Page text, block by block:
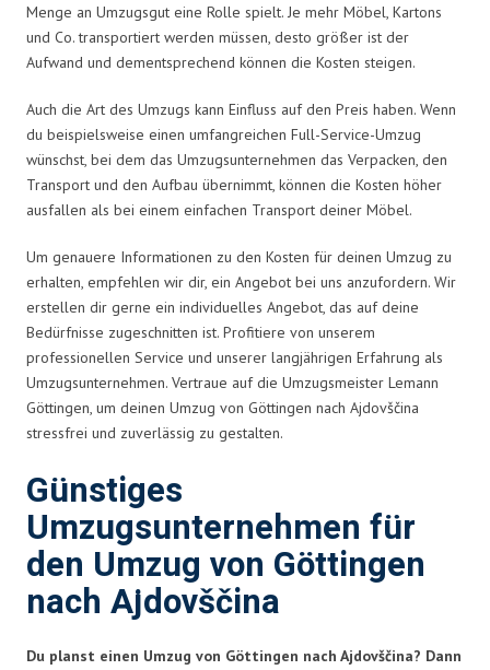
Menge an Umzugsgut eine Rolle spielt. Je mehr Möbel, Kartons
und Co. transportiert werden müssen, desto größer ist der
Aufwand und dementsprechend können die Kosten steigen.
Auch die Art des Umzugs kann Einfluss auf den Preis haben. Wenn
du beispielsweise einen umfangreichen Full-Service-Umzug
wünschst, bei dem das Umzugsunternehmen das Verpacken, den
Transport und den Aufbau übernimmt, können die Kosten höher
ausfallen als bei einem einfachen Transport deiner Möbel.
Um genauere Informationen zu den Kosten für deinen Umzug zu
erhalten, empfehlen wir dir, ein Angebot bei uns anzufordern. Wir
erstellen dir gerne ein individuelles Angebot, das auf deine
Bedürfnisse zugeschnitten ist. Profitiere von unserem
professionellen Service und unserer langjährigen Erfahrung als
Umzugsunternehmen. Vertraue auf die Umzugsmeister Lemann
Göttingen, um deinen Umzug von Göttingen nach Ajdovščina
stressfrei und zuverlässig zu gestalten.
Günstiges
Umzugsunternehmen für
den Umzug von Göttingen
nach Ajdovščina
Du planst einen Umzug von Göttingen nach Ajdovščina? Dann